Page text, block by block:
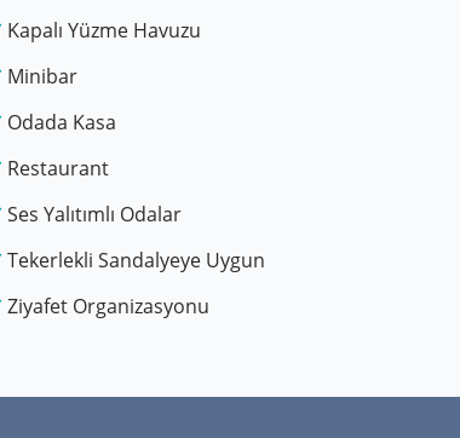
Kapalı Yüzme Havuzu
Minibar
Odada Kasa
Restaurant
Ses Yalıtımlı Odalar
Tekerlekli Sandalyeye Uygun
Ziyafet Organizasyonu